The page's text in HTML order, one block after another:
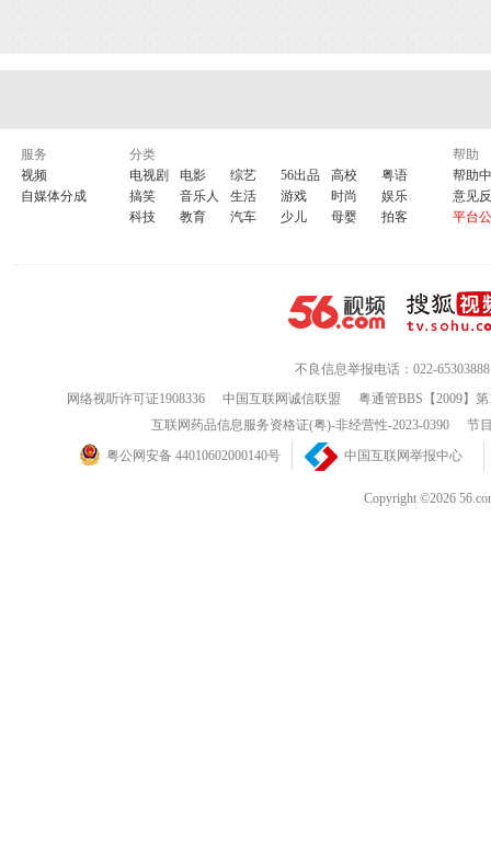
服务
视频
自媒体分成
分类
电视剧
电影 综艺 56出品 高校
粤语
搞笑
音乐人 生活 游戏 时尚
娱乐
科技
教育 汽车 少儿 母婴 拍客
帮助
帮助
意见
平台
不良信息举报电话：022-65303888
网络视听许可证1908336
中国互联网诚信联盟
粤通管BBS【2009】
互联网药品信息服务资格证(粤)-非经营性-2023-0390
节
粤公网安备 44010602000140号
中国互联网举报中心
Copyright ©2026